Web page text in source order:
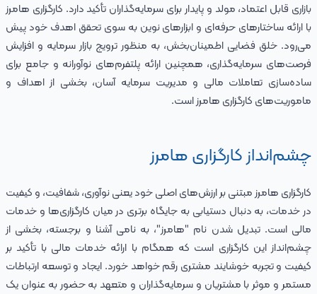
بازاری قابل اعتماد، مولد و پایدار برای سرمایه‌گذاران تأکید دارد. کارگزاری هامرز
با ارائه ساختارهای حرفه‌ای و ابزارهای نوین به سوی تحقق اهدف خود پیش
می‌رود. خلق فضایی اطمینان‌بخش، به منظور ترویج بازار سرمایه و افزایش
فرصت‌های سرمایه‌گذاری، همچنین ارائه پلتفرم‌های نوآورانه و جامع برای
ساده‌سازی تعاملات مالی و مدیریت سرمایه آسان، بخشی از اهداف و
ماموریت‌های کارگزاری هامرز است.
چشم‌انداز کارگزاری هامرز
کارگزاری هامرز مبتنی بر ارزش‌های اصلی خود یعنی نوآوری، شفافیت، و کیفیت
در خدمات، به دنبال دستیابی به جایگاه برتری در میان کارگزاری‌ها و خدمات
مالی است. تبدیل شدن نام "هامرز"، به نامی آشنا و برجسته، بخشی از
چشم‌انداز این کارگزاری است که همگام با ارائه خدمات مالی با تأکید بر
کیفیت و تجربه خوشایند مشتری رقم خواهد خورد. ایجاد و توسعه ارتباطات
مستمر و موثر با مشتریان و سرمایه‌گذاران و متعهد به حضور به عنوان یک